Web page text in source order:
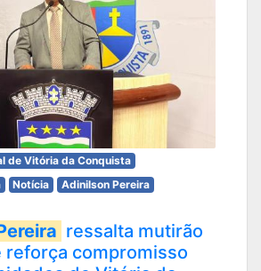
de Vitória da Conquista
Notícia
Adinilson Pereira
ressalta mutirão
reforça compromisso